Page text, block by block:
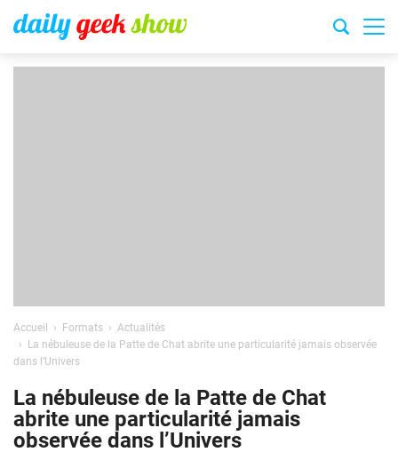
Accueil Formats
Actualités
La nébuleuse de la Patte de Chat abrite une particularité jamais observée
dans l’Univers
La nébuleuse de la Patte de Chat
abrite une particularité jamais
observée dans l’Univers